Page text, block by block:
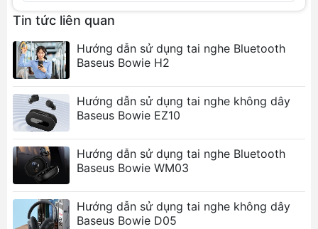
Khoảng cách liên lạc: 10m
Thời gian chờ: 20~25 giờ
Thời gian nghe: 5 giờ (70% âm lượng)
Dung lượng pin: 330mAh/1.1221wh
Thời gian sạc: 1.5 giờ
Dải tần số đáp ứng: 20Hz-20KHz
Giao diện sạc: Type C
Tính năng nổi bật
Kết nối Bluetooth 5.0 ổn định:
nối không dây mượt mà, không bị gián đoạn.
Thời lượng pin dài:Nghe nhạc liên tục đến 5
giờ và thời gian chờ lên đến 25 giờ.
Tin tức liên quan
Hướng dẫn sử dụng tai nghe Bluetooth
Baseus Bowie H2
Hướng dẫn sử dụng tai nghe không dây
Baseus Bowie EZ10
Hướng dẫn sử dụng tai nghe Bluetooth
Baseus Bowie WM03
Hướng dẫn sử dụng tai nghe không dây
Baseus Bowie D05